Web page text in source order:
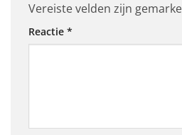
Vereiste velden zijn
Reactie *